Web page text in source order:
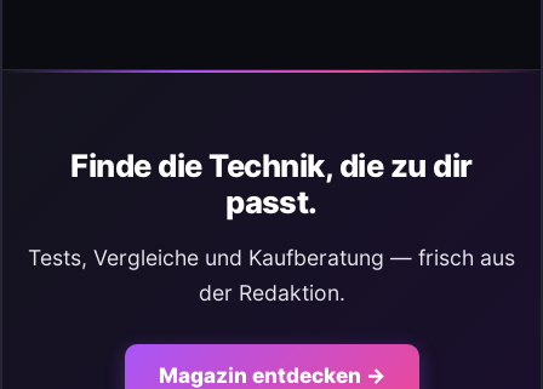
Finde die Technik, die zu dir
passt.
Tests, Vergleiche und Kaufberatung — frisch aus
der Redaktion.
Magazin entdecken →